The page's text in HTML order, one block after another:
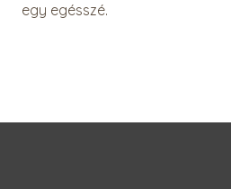
egy egésszé.